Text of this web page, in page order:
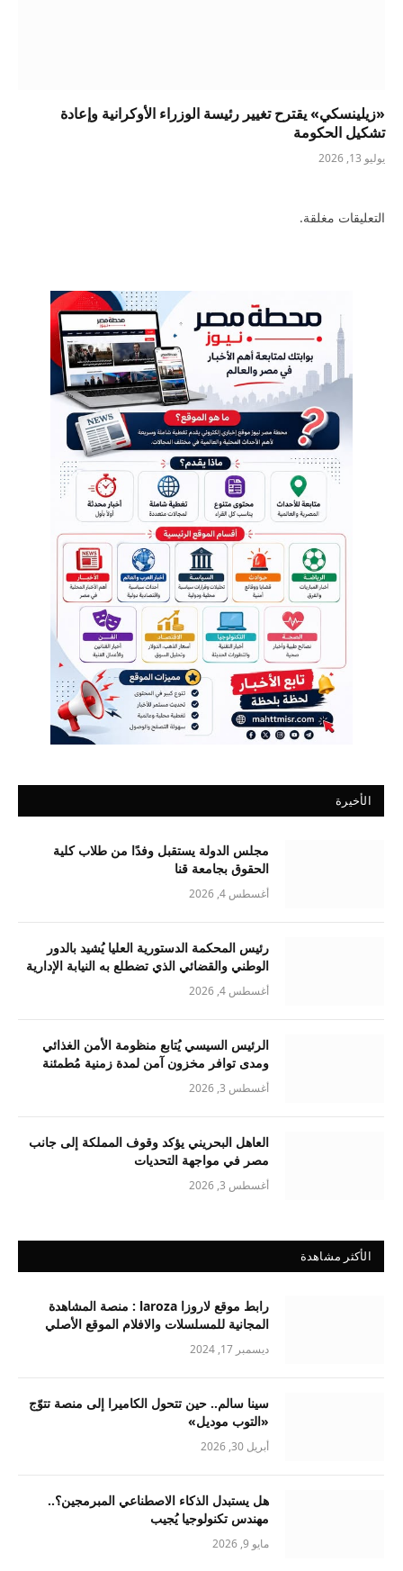
«زيلينسكي» يقترح تغيير رئيسة الوزراء الأوكرانية وإعادة
تشكيل الحكومة
يوليو 13, 2026
التعليقات مغلقة.
الأخيرة
مجلس الدولة يستقبل وفدًا من طلاب كلية
الحقوق بجامعة قنا
أغسطس 4, 2026
رئيس المحكمة الدستورية العليا يُشيد بالدور
الوطني والقضائي الذي تضطلع به النيابة الإدارية
أغسطس 4, 2026
الرئيس السيسي يُتابع منظومة الأمن الغذائي
ومدى توافر مخزون آمن لمدة زمنية مُطمئنة
أغسطس 3, 2026
العاهل البحريني يؤكد وقوف المملكة إلى جانب
مصر في مواجهة التحديات
أغسطس 3, 2026
الأكثر مشاهدة
رابط موقع لاروزا laroza : منصة المشاهدة
المجانية للمسلسلات والافلام الموقع الأصلي
ديسمبر 17, 2024
سينا سالم.. حين تتحول الكاميرا إلى منصة تتوّج
«التوب موديل»
أبريل 30, 2026
هل يستبدل الذكاء الاصطناعي المبرمجين؟..
مهندس تكنولوجيا يُجيب
مايو 9, 2026